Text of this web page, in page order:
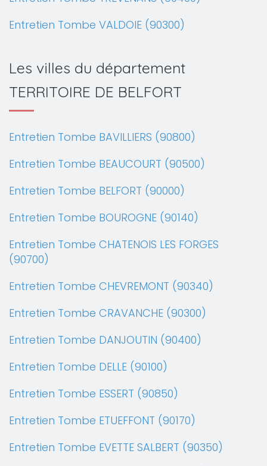
Entretien Tombe VALDOIE (90300)
Les villes du département
TERRITOIRE DE BELFORT
Entretien Tombe BAVILLIERS (90800)
Entretien Tombe BEAUCOURT (90500)
Entretien Tombe BELFORT (90000)
Entretien Tombe BOUROGNE (90140)
Entretien Tombe CHATENOIS LES FORGES
(90700)
Entretien Tombe CHEVREMONT (90340)
Entretien Tombe CRAVANCHE (90300)
Entretien Tombe DANJOUTIN (90400)
Entretien Tombe DELLE (90100)
Entretien Tombe ESSERT (90850)
Entretien Tombe ETUEFFONT (90170)
Entretien Tombe EVETTE SALBERT (90350)